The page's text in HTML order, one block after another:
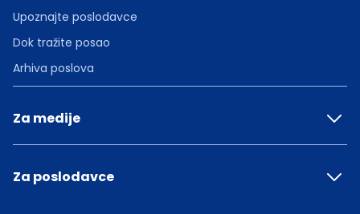
Upoznajte poslodavce
Dok tražite posao
Arhiva poslova
Za medije
Za poslodavce